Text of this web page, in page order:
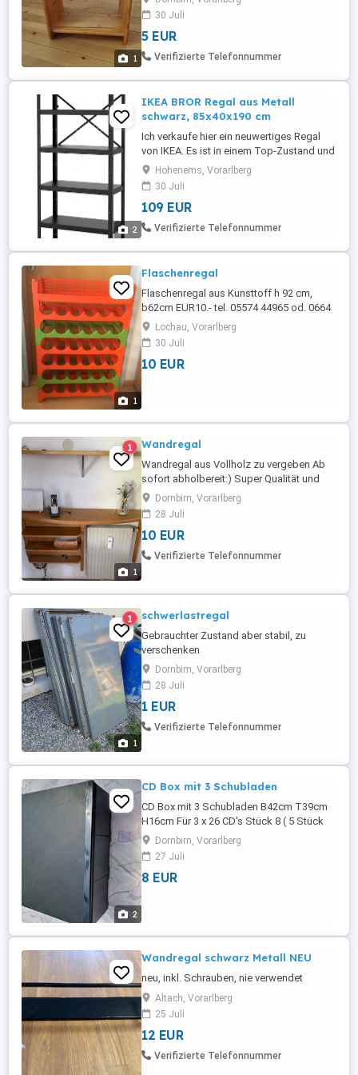
1
30 Juli
5 EUR
Verifizierte Telefonnummer
2
IKEA BROR Regal aus Metall
schwarz, 85x40x190 cm
Ich verkaufe hier ein neuwertiges Regal
von IKEA. Es ist in einem Top-Zustand und
wurde so gut wie nicht benutzt. Aufgrund
Wegzug günstig abzugeben. Keine
Gebrauchsspuren. Die Website von IKEA
liefert Antworten auf Fragen. Neupreis 129
. Rechtlicher Hinweis: Da es sich um einen
Hohenems, Vorarlberg
30 Juli
109 EUR
Verifizierte Telefonnummer
1
Flaschenregal
Flaschenregal aus Kunsttoff h 92 cm,
b62cm EUR10.- tel. 05574 44965 od. 0664
89 06 999#weihnachtsgeld
Lochau, Vorarlberg
30 Juli
10 EUR
1
1 Wandregal
Wandregal aus Vollholz zu vergeben Ab
sofort abholbereit:) Super Qualität und
Zustand Bei Fragen oder Interesse gerne
melden:)!
Dornbirn, Vorarlberg
28 Juli
10 EUR
Verifizierte Telefonnummer
1
1 schwerlastregal
Gebrauchter Zustand aber stabil, zu
verschenken
Dornbirn, Vorarlberg
28 Juli
1 EUR
Verifizierte Telefonnummer
2
CD Box mit 3 Schubladen
CD Box mit 3 Schubladen B42cm T39cm
H16cm Für 3 x 26 CD's Stück 8 ( 5 Stück
35 )Dornbirn, Vorarlberg
27 Juli
8 EUR
Wandregal schwarz Metall NEU
neu, inkl. Schrauben, nie verwendet
Altach, Vorarlberg
25 Juli
12 EUR
Verifizierte Telefonnummer